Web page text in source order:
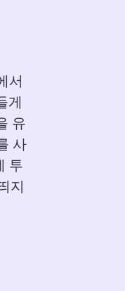
서
게
유
tab)
사
투
지